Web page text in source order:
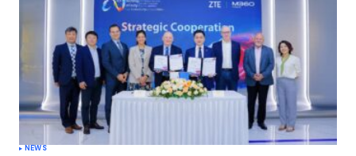
NEWS